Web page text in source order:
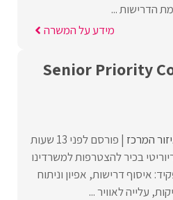
הדרישות ...
מידע על המשרה
Senior Priority
המרכז פורסם לפני 13 שעות
בכיר להצטרפות למשרדינו
איסוף דרישות, אפיון וניתוח
עלייה לאוויר ...